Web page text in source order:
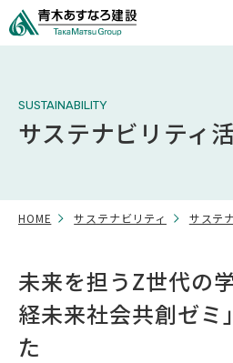
SUSTAINABILITY
サステナビリティ
HOME サステナビリティ サステ
未来を担うZ世代の
経未来社会共創ゼミ
た